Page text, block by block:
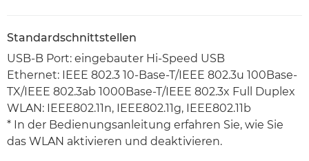
Standardschnittstellen
USB-B Port: eingebauter Hi-Speed USB
Ethernet: IEEE 802.3 10-Base-T/IEEE 802.3u 100Base-
TX/IEEE 802.3ab 1000Base-T/IEEE 802.3x Full Duplex
WLAN: IEEE802.11n, IEEE802.11g, IEEE802.11b
* In der Bedienungsanleitung erfahren Sie, wie Sie
das WLAN aktivieren und deaktivieren.